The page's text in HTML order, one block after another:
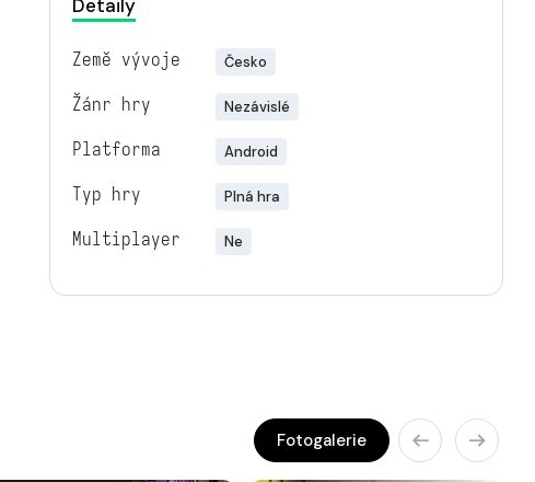
Detaily
Země vývoje Česko
Žánr hry Nezávislé
Platforma Android
Typ hry Plná hra
Multiplayer Ne
Fotogalerie